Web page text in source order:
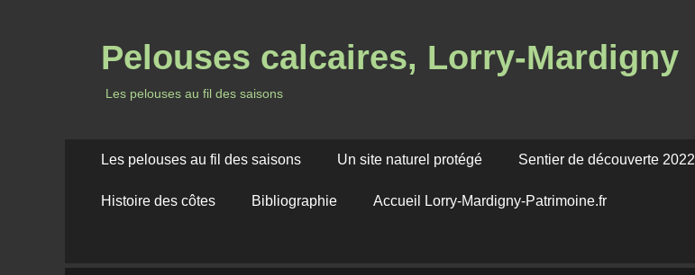
Pelouses calcaires, Lorry-Mardigny
Les pelouses au fil des saisons
Menu
contenu
Les pelouses au fil des saisons Un site naturel protégé Sentier de découverte 2022
Histoire des côtes Bibliographie Accueil Lorry-Mardigny-Patrimoine.fr